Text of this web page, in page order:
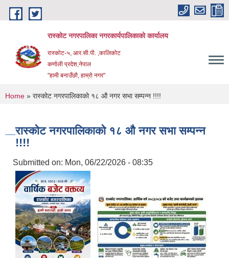
Skip to main content
रास्कोट नगरपालिका नगरकार्यपालिकाको कार्यालय
रास्कोट-५, आर.सी.पी. ,कालिकोट
कर्णाली प्रदेश,नेपाल
"हामी बनाउँछौ, हाम्रो नगर"
You are here
Home » रास्कोट नगरपालिकाको १८ औ नगर सभा सम्पन्न !!!!
रास्कोट नगरपालिकाको १८ औ नगर सभा सम्पन्न
!!!!
Submitted on: Mon, 06/22/2026 - 08:35